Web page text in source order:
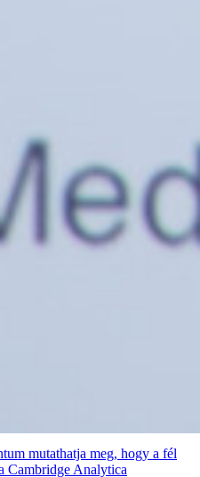
mutathatja meg, hogy a fél
Cambridge Analytica